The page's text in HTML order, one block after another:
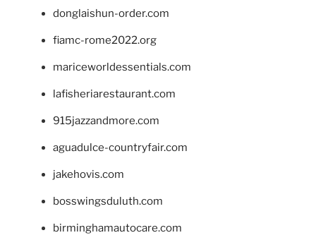
donglaishun-order.com
fiamc-rome2022.org
mariceworldessentials.com
lafisheriarestaurant.com
915jazzandmore.com
aguadulce-countryfair.com
jakehovis.com
bosswingsduluth.com
birminghamautocare.com